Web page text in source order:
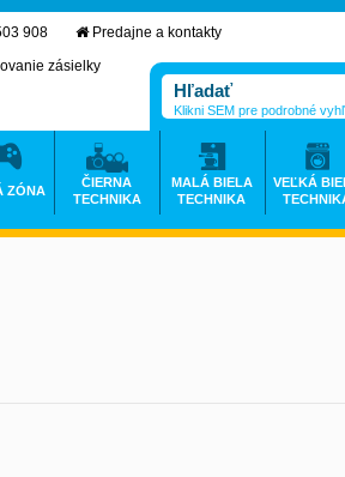
908
Predajne a kontakty
zásielky
Klikni SEM pre podrobné
ZÓNA
ČIERNA
TECHNIKA
MALÁ BIELA
TECHNIKA
VEĽKÁ